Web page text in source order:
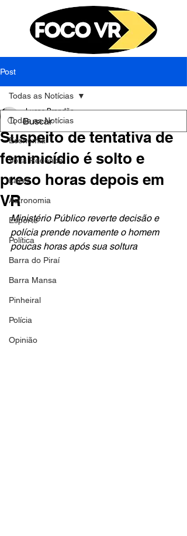
Post
Todas as Notícias
Economia
Volta Redonda
Lazer
Astronomia
Esporte
Política
Barra do Piraí
Barra Mansa
Pinheiral
Polícia
Opinião
Todas as Notícias
Suspeito de tentativa de
feminicídio é solto e
preso horas depois em
VR
Lucas Brandão
1 de mar. de 2025
Ministério Público reverte decisão e
polícia prende novamente o homem
poucas horas após sua soltura